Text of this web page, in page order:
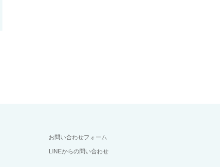
お問い合わせフォーム
LINEからの問い合わせ